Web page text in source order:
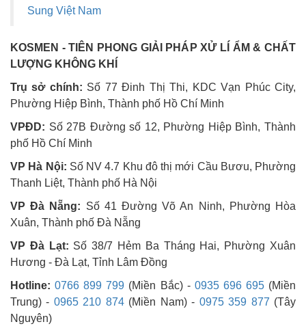
Sung Việt Nam
KOSMEN - TIÊN PHONG GIẢI PHÁP XỬ LÍ ẨM & CHẤT
LƯỢNG KHÔNG KHÍ
Trụ sở chính: Số 77 Đinh Thị Thi, KDC Vạn Phúc City,
Phường Hiệp Bình, Thành phố Hồ Chí Minh
VPĐD: Số 27B Đường số 12, Phường Hiệp Bình, Thành
phố Hồ Chí Minh
VP Hà Nội: Số NV 4.7 Khu đô thị mới Cầu Bươu, Phường
Thanh Liệt, Thành phố Hà Nội
VP Đà Nẵng: Số 41 Đường Võ An Ninh, Phường Hòa
Xuân, Thành phố Đà Nẵng
VP Đà Lạt: Số 38/7 Hẻm Ba Tháng Hai, Phường Xuân
Hương - Đà Lạt, Tỉnh Lâm Đồng
Hotline:0766 899 799 (Miền Bắc) - 0935 696 695 (Miền
Trung) - 0965 210 874(Miền Nam)- 0975 359 877 (Tây
Nguyên)